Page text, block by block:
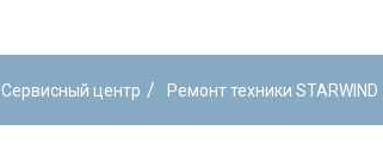
Сервисный центр / Ремонт техники STARWIND